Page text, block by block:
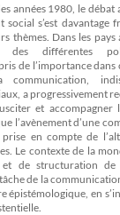
années 1980, le
social s’est davantage
thèmes. Dans les
des différentes
de l’importance
a progressivement
et accompagner
l’avènement d’une
en compte de
Le contexte de la
de structuration de
de la
épistémologique, en